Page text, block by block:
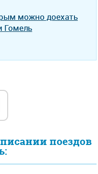
поездов
можно доехать
Гомель